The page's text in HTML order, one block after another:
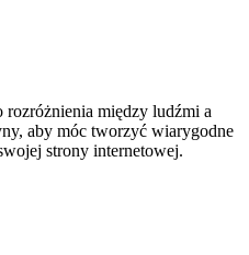
rozróżnienia między ludźmi a
aby móc tworzyć wiarygodne
strony internetowej.